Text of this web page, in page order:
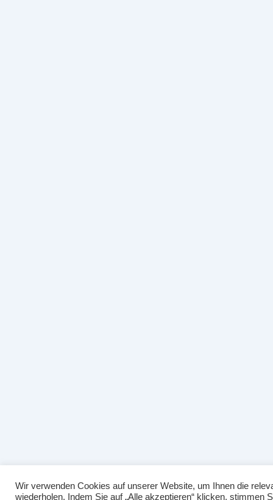
Wir verwenden Cookies auf unserer Website, um Ihnen die
wiederholen. Indem Sie auf „Alle akzeptieren“ klicken,